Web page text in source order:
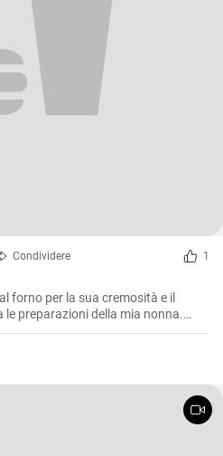
Condividere 1
forno per la sua cremosità e il
le preparazioni della mia nonna.
lei ed è un dolce che non manca
L'equilibrio tra la base di
semplicemente perfetto!